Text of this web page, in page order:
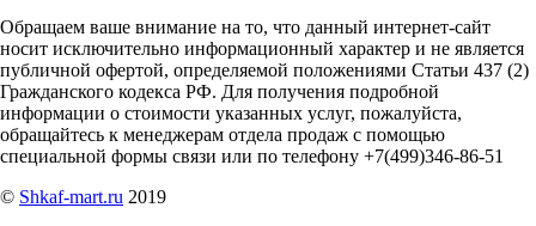
Обращаем ваше внимание на то, что данный интернет-сайт
носит исключительно информационный характер и не является
публичной офертой, определяемой положениями Статьи 437 (2)
Гражданского кодекса РФ. Для получения подробной
информации о стоимости указанных услуг, пожалуйста,
обращайтесь к менеджерам отдела продаж с помощью
специальной формы связи или по телефону +7(499)346-86-51
© Shkaf-mart.ru 2019